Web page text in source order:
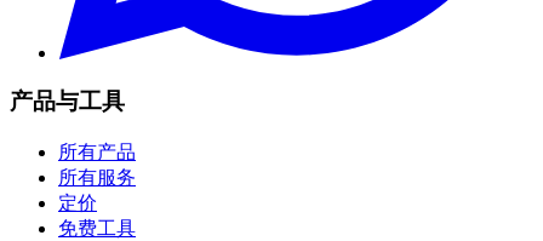
产品与工具
所有产品
所有服务
定价
免费工具